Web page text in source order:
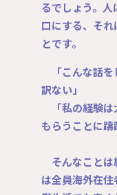
るでしょう。
口にする、そ
とです。
「こんな話を
訳ない」
「私の経験は
もらうことに躊
そんなことは
は全員海外在